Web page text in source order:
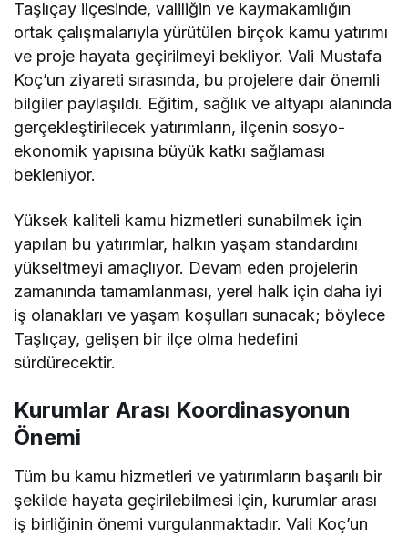
Taşlıçay ilçesinde, valiliğin ve kaymakamlığın
ortak çalışmalarıyla yürütülen birçok kamu yatırımı
ve proje hayata geçirilmeyi bekliyor. Vali Mustafa
Koç’un ziyareti sırasında, bu projelere dair önemli
bilgiler paylaşıldı. Eğitim, sağlık ve altyapı alanında
gerçekleştirilecek yatırımların, ilçenin sosyo-
ekonomik yapısına büyük katkı sağlaması
bekleniyor.
Yüksek kaliteli kamu hizmetleri sunabilmek için
yapılan bu yatırımlar, halkın yaşam standardını
yükseltmeyi amaçlıyor. Devam eden projelerin
zamanında tamamlanması, yerel halk için daha iyi
iş olanakları ve yaşam koşulları sunacak; böylece
Taşlıçay, gelişen bir ilçe olma hedefini
sürdürecektir.
Kurumlar Arası Koordinasyonun
Önemi
Tüm bu kamu hizmetleri ve yatırımların başarılı bir
şekilde hayata geçirilebilmesi için, kurumlar arası
iş birliğinin önemi vurgulanmaktadır. Vali Koç’un